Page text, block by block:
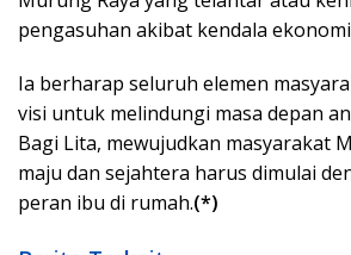
pengasuhan akibat kendala
Ia berharap seluruh elemen
visi untuk melindungi masa depan
Bagi Lita, mewujudkan masyarakat
maju dan sejahtera harus dimulai
peran ibu di rumah.(*)